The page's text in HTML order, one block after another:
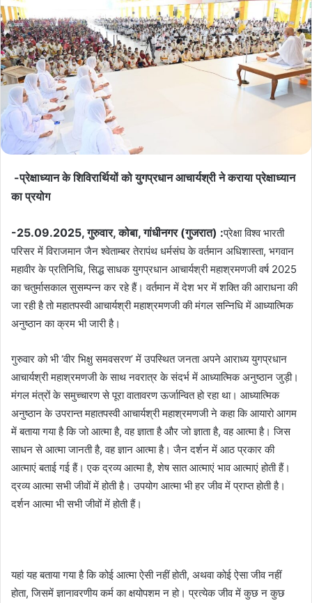
-प्रेक्षाध्यान के शिविरार्थियों को युगप्रधान आचार्यश्री ने कराया प्रेक्षाध्यान
का प्रयोग
-25.09.2025, गुरुवार, कोबा, गांधीनगर (गुजरात) :प्रेक्षा विश्व भारती
परिसर में विराजमान जैन श्वेताम्बर तेरापंथ धर्मसंघ के वर्तमान अधिशास्ता, भगवान
महावीर के प्रतिनिधि, सिद्ध साधक युगप्रधान आचार्यश्री महाश्रमणजी वर्ष 2025
का चतुर्मासकाल सुसम्पन्न कर रहे हैं। वर्तमान में देश भर में शक्ति की आराधना की
जा रही है तो महातपस्वी आचार्यश्री महाश्रमणजी की मंगल सन्निधि में आध्यात्मिक
अनुष्ठान का क्रम भी जारी है।
गुरुवार को भी ‘वीर भिक्षु समवसरण’ में उपस्थित जनता अपने आराध्य युगप्रधान
आचार्यश्री महाश्रमणजी के साथ नवरात्र के संदर्भ में आध्यात्मिक अनुष्ठान जुड़ी।
मंगल मंत्रों के समुच्चारण से पूरा वातावरण ऊर्जान्वित हो रहा था। आध्यात्मिक
अनुष्ठान के उपरान्त महातपस्वी आचार्यश्री महाश्रमणजी ने कहा कि आयारो आगम
में बताया गया है कि जो आत्मा है, वह ज्ञाता है और जो ज्ञाता है, वह आत्मा है। जिस
साधन से आत्मा जानती है, वह ज्ञान आत्मा है। जैन दर्शन में आठ प्रकार की
आत्माएं बताई गई हैं। एक द्रव्य आत्मा है, शेष सात आत्माएं भाव आत्माएं होती हैं।
द्रव्य आत्मा सभी जीवों में होती है। उपयोग आत्मा भी हर जीव में प्राप्त होती है।
दर्शन आत्मा भी सभी जीवों में होती हैं।
यहां यह बताया गया है कि कोई आत्मा ऐसी नहीं होती, अथवा कोई ऐसा जीव नहीं
होता, जिसमें ज्ञानावरणीय कर्म का क्षयोपशम न हो। प्रत्येक जीव में कुछ न कुछ